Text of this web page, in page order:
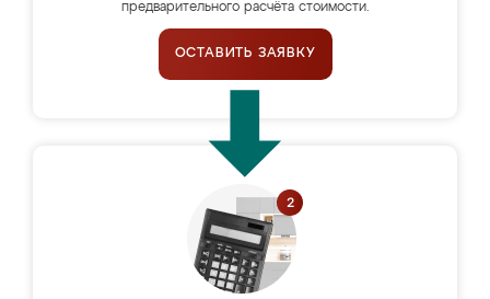
предварительного расчёта стоимости.
ОСТАВИТЬ ЗАЯВКУ